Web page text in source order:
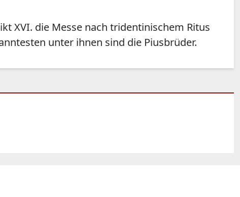
XVI. die Messe nach tridentinischem Ritus
unter ihnen sind die Piusbrüder.